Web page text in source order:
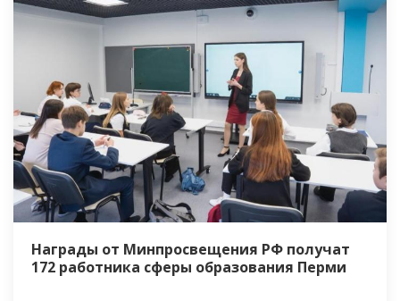
Награды от Минпросвещения РФ получат
172 работника сферы образования Перми